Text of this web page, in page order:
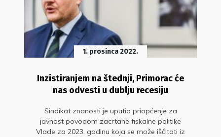
1. prosinca 2022.
Inzistiranjem na štednji, Primorac će
nas odvesti u dublju recesiju
Sindikat znanosti je uputio priopćenje za
javnost povodom zacrtane fiskalne politike
Vlade za 2023. godinu koja se može iščitati iz